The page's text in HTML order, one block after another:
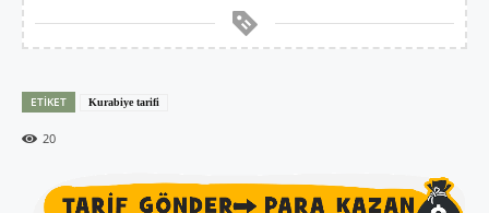
ETIKET Kurabiye tarifi
20